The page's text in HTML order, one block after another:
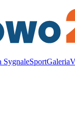
SygnaleSportGaleria